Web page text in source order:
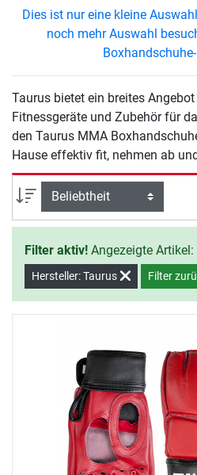
Dies ist nur eine kleine
noch mehr Auswahl
Taurus bietet ein breites Angebot hochwertiger
Fitnessgeräte und Zubehör für
den Taurus MMA
Hause effektiv fit, nehmen ab
Sortierung
Filter aktiv! Angezeigte Artikel:
Hersteller: Taurus Filter